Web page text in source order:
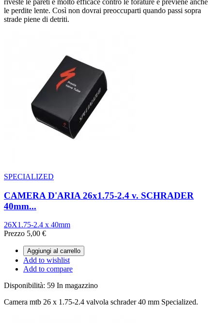
riveste le pareti è molto efficace contro le forature e previene anche
le perdite lente. Così non dovrai preoccuparti quando passi sopra
strade piene di detriti.
SPECIALIZED
CAMERA D'ARIA 26x1.75-2.4 v. SCHRADER
40mm...
26X1.75-2.4 x 40mm
Prezzo 5,00 €
Aggiungi al carrello
Add to wishlist
Add to compare
Disponibilità: 59 In magazzino
Camera mtb 26 x 1.75-2.4 valvola schrader 40 mm Specialized.